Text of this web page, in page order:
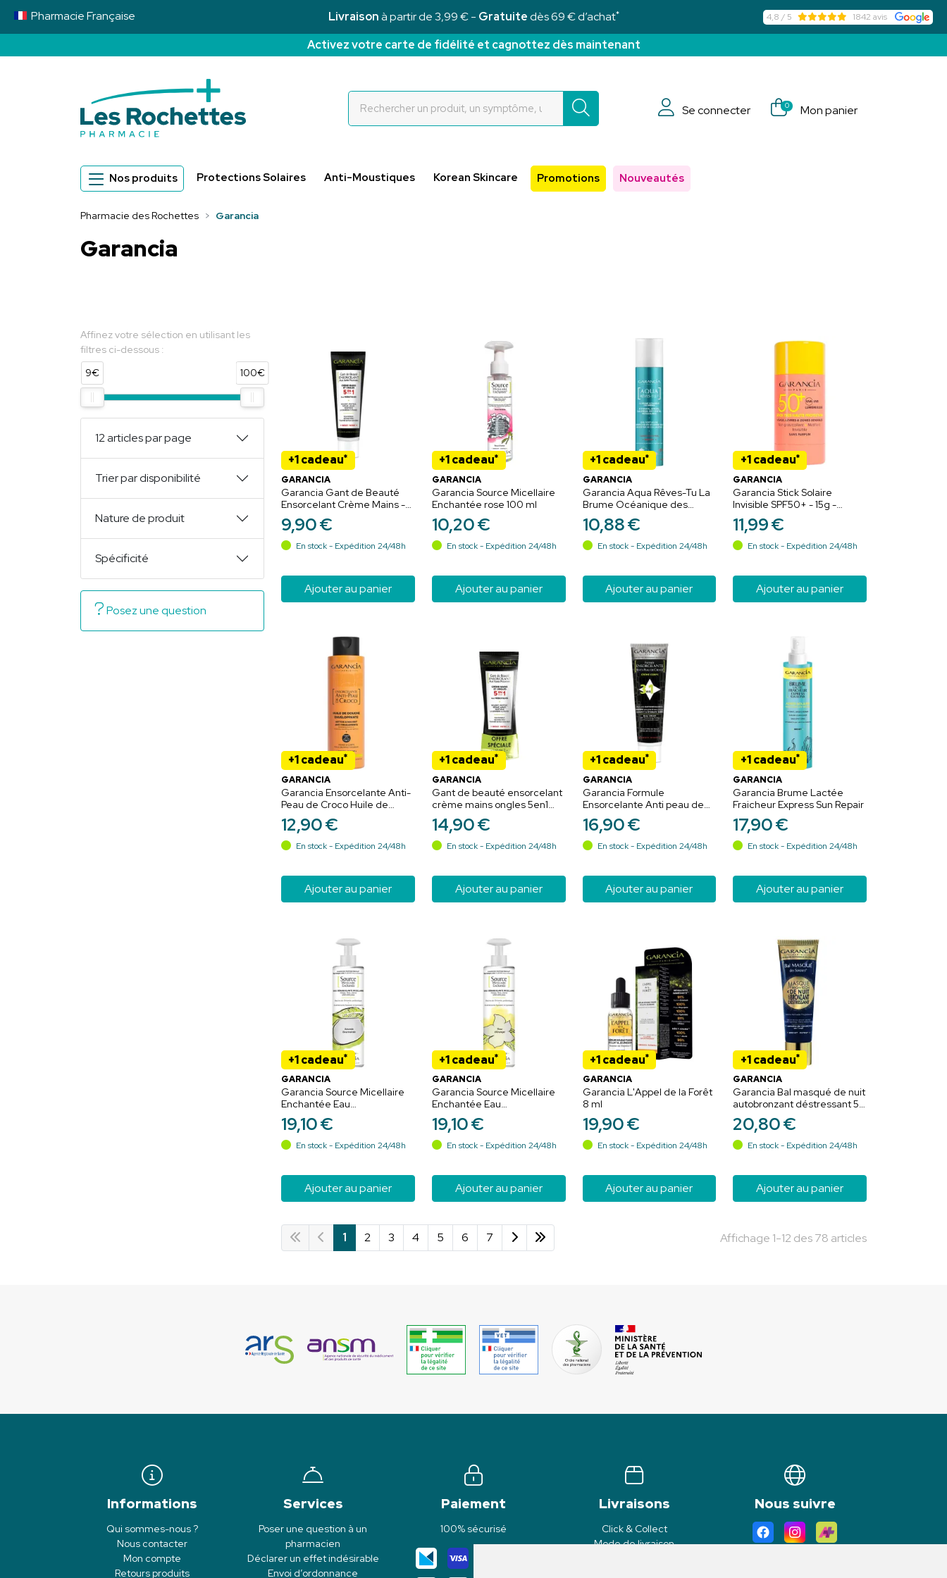
Livraisonà partir de 3,99 € - Gratuitedès 69 € d’achat*
PharmacieFrançaise 4,8 / 5 1842 avis
Activez votre carte de fidélité et cagnottez dès maintenant
Se connecter
0 Mon panier
Nos produits Protections Solaires Anti-Moustiques Korean Skincare Promotions Nouveautés
Pharmacie des Rochettes Garancia
Garancia
+1 cadeau*
GARANCIA
Garancia Gant de Beauté
Ensorcelant Crème Mains -
50ml
9,90€
En stock - Expédition 24/48h
Ajouter au panier
+1 cadeau*
GARANCIA
Garancia Source Micellaire
Enchantée rose 100 ml
10,20€
En stock - Expédition 24/48h
Ajouter au panier
+1 cadeau*
GARANCIA
Garancia Aqua Rêves-Tu La
Brume Océanique des
Sirènes 200ml – Éclat et
hydratation
10,88€
En stock - Expédition 24/48h
Ajouter au panier
+1 cadeau*
GARANCIA
Garancia Stick Solaire
Invisible SPF50+ - 15g -
Visage, Lèvres et Zones
Sensibles
11,99€
En stock - Expédition 24/48h
Ajouter au panier
+1 cadeau*
GARANCIA
Garancia Ensorcelante Anti-
Peau de Croco Huile de
Douche Enveloppante 400
ml – Soin lavant relipidant
anti-tiraillements
12,90€
En stock - Expédition 24/48h
Ajouter au panier
+1 cadeau*
GARANCIA
Gant de beauté ensorcelant
crème mains ongles 5en1
2x50g
14,90€
En stock - Expédition 24/48h
Ajouter au panier
+1 cadeau*
GARANCIA
Garancia Formule
Ensorcelante Anti peau de
croco 3 en 1 150 g
16,90€
En stock - Expédition 24/48h
Ajouter au panier
+1 cadeau*
GARANCIA
Garancia Brume Lactée
Fraicheur Express Sun Repair
17,90€
En stock - Expédition 24/48h
Ajouter au panier
+1 cadeau*
GARANCIA
Garancia Source Micellaire
Enchantée Eau
Démaquillante Micellaire 4
en 1 Amande Gourmande
400ml
19,10€
En stock - Expédition 24/48h
Ajouter au panier
+1 cadeau*
GARANCIA
Garancia Source Micellaire
Enchantée Eau
Démaquillante Micellaire
Fleur d'Oranger 400 ml
19,10€
En stock - Expédition 24/48h
Ajouter au panier
+1 cadeau*
GARANCIA
Garancia L'Appel de la Forêt
8 ml
19,90€
En stock - Expédition 24/48h
Ajouter au panier
+1 cadeau*
GARANCIA
Garancia Bal masqué de nuit
autobronzant déstressant 50
ml
20,80€
En stock - Expédition 24/48h
Ajouter au panier
Affichage 1-12 des 78 articles
1 2 3 4 5 6 7
Affinez votre sélection en utilisant les
filtres ci-dessous :
9€
100€
12 articles par page
Trier par disponibilité
Nature de produit
Spécificité
Posez une question
Informations
Qui sommes-nous ?
Nous contacter
Mon compte
Retours produits
Services
Poser une question à un
pharmacien
Déclarer un effet indésirable
Envoi d’ordonnance
Paiement
100% sécurisé
Livraisons
Click & Collect
Mode de livraison
Nous suivre